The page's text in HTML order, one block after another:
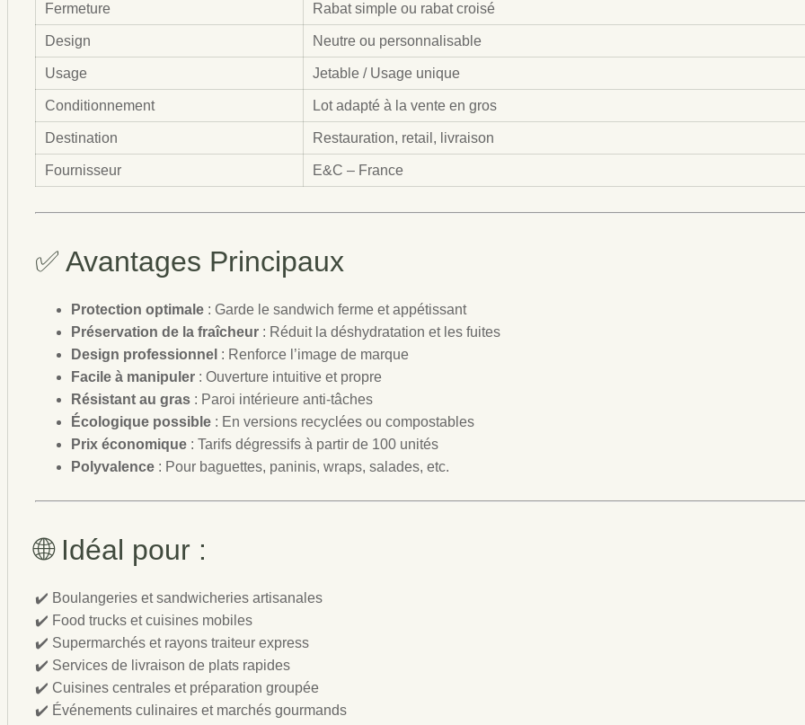
Fermeture Rabat simple ou rabat croisé
Design Neutre ou personnalisable
Usage Jetable / Usage unique
Conditionnement Lot adapté à la vente en gros
Destination Restauration, retail, livraison
Fournisseur E&C – France
✅ Avantages Principaux
Protection optimale : Garde le sandwich ferme et appétissant
Préservation de la fraîcheur : Réduit la déshydratation et les fuites
Design professionnel : Renforce l’image de marque
Facile à manipuler : Ouverture intuitive et propre
Résistant au gras : Paroi intérieure anti-tâches
Écologique possible : En versions recyclées ou compostables
Prix économique : Tarifs dégressifs à partir de 100 unités
Polyvalence : Pour baguettes, paninis, wraps, salades, etc.
🌐 Idéal pour :
✔️ Boulangeries et sandwicheries artisanales
✔️ Food trucks et cuisines mobiles
✔️ Supermarchés et rayons traiteur express
✔️ Services de livraison de plats rapides
✔️ Cuisines centrales et préparation groupée
✔️ Événements culinaires et marchés gourmands